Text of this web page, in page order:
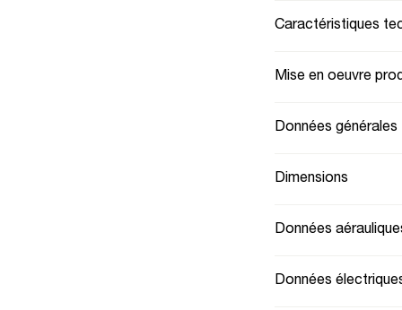
Caractéristiques
Mise en oeuvre
Données générales
Dimensions
Données
Données